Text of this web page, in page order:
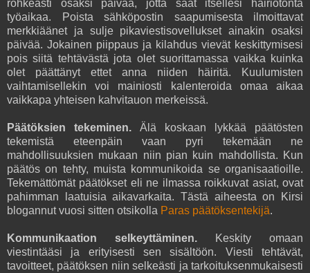
rohkeasti osaksi päivää, jotta saat itsellesi häiriötöntä
työaikaa. Poista sähköpostin saapumisesta ilmoittavat
merkkiäänet ja sulje pikaviestisovellukset ainakin osaksi
päivää. Jokainen piippaus ja kilahdus vievät keskittymisesi
pois siitä tehtävästä jota olet suorittamassa vaikka kuinka
olet päättänyt ettet anna niiden häiritä. Kuulumisten
vaihtamisellekin voi mainiosti kalenteroida omaa aikaa
vaikkapa yhteisen kahvitauon merkeissä.
Päätöksien tekeminen. Älä koskaan lykkää päätösten
tekemistä eteenpäin vaan pyri tekemään ne
mahdollisuuksien mukaan niin pian kuin mahdollista. Kun
päätös on tehty, muista kommunikoida se organisaatioille.
Tekemättömät päätökset eli ne ilmassa roikkuvat asiat, ovat
pahimman laatuisia aikavarkaita. Tästä aiheesta on Kirsi
blogannut vuosi sitten otsikolla Paras päätöksentekijä.
Kommunikaation selkeyttäminen.
Keskity omaan
viestintääsi ja erityisesti sen sisältöön. Viesti tehtävät,
tavoitteet, päätöksen niin selkeästi ja tarkoituksenmukaisesti